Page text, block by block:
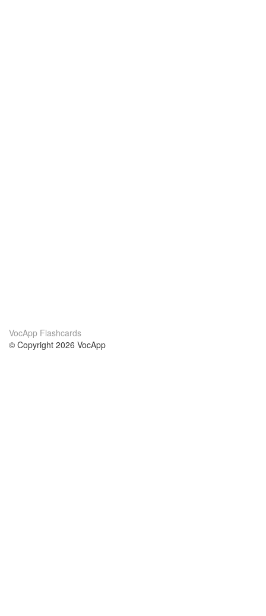
VocApp Flashcards
© Copyright 2026 VocApp